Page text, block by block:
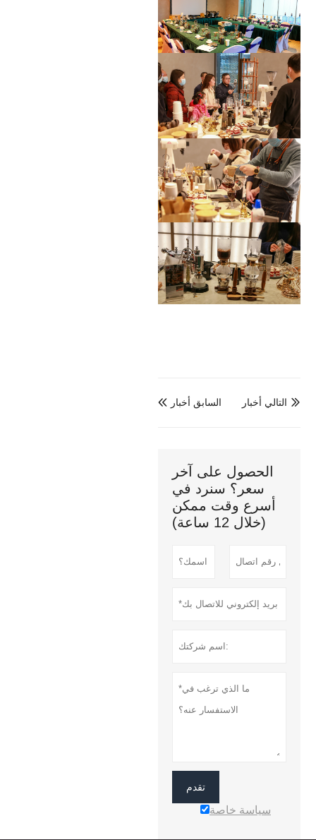
 السابق أخبار  التالي أخبار
الحصول على آخر
سعر؟ سنرد في
أسرع وقت ممكن
(خلال 12 ساعة)
تقدم
سياسة خاصة